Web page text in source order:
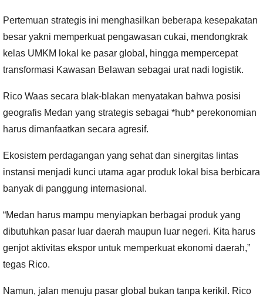
Pertemuan strategis ini menghasilkan beberapa kesepakatan
besar yakni memperkuat pengawasan cukai, mendongkrak
kelas UMKM lokal ke pasar global, hingga mempercepat
transformasi Kawasan Belawan sebagai urat nadi logistik.
Rico Waas secara blak-blakan menyatakan bahwa posisi
geografis Medan yang strategis sebagai *hub* perekonomian
harus dimanfaatkan secara agresif.
Ekosistem perdagangan yang sehat dan sinergitas lintas
instansi menjadi kunci utama agar produk lokal bisa berbicara
banyak di panggung internasional.
“Medan harus mampu menyiapkan berbagai produk yang
dibutuhkan pasar luar daerah maupun luar negeri. Kita harus
genjot aktivitas ekspor untuk memperkuat ekonomi daerah,”
tegas Rico.
Namun, jalan menuju pasar global bukan tanpa kerikil. Rico